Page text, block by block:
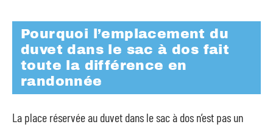
Pourquoi l’emplacement du
duvet dans le sac à dos fait
toute la différence en
randonnée
La place réservée au duvet dans le sac à dos n’est pas un